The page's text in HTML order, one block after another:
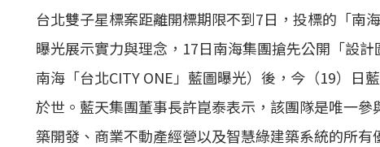
台北雙子星標案距離開標期限不到7日，投標的「南
曝光展示實力與理念，17日南海集團搶先公開「設
南海「台北CITY ONE」藍圖曝光）後，今（19）日
於世。藍天集團董事長許崑泰表示，該團隊是唯一
築開發、商業不動產經營以及智慧綠建築系統的所